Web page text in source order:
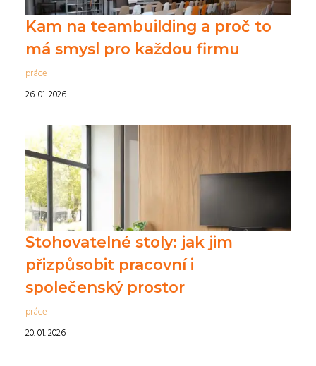
Kam na teambuilding a proč to
má smysl pro každou firmu
práce
26. 01. 2026
Stohovatelné stoly: jak jim
přizpůsobit pracovní i
společenský prostor
práce
20. 01. 2026